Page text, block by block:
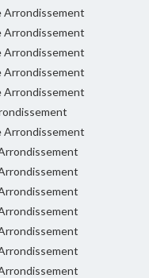
Arrondissement
Arrondissement
Arrondissement
Arrondissement
Arrondissement
Arrondissement